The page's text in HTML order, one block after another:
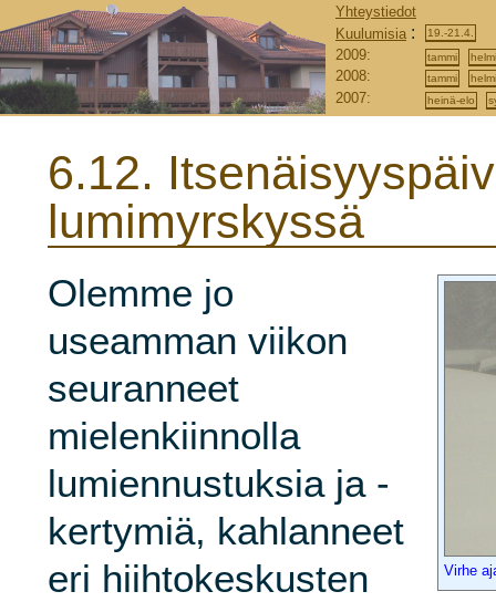
Yhteystiedot
Kuulumisia : 19.-21.4.
2009: tammi helmi
2008: tammi helmi
2007: heinä-elo
6.12.
lumimyrskyssä
Virhe
Olemme jo
useamman viikon
seuranneet
mielenkiinnolla
lumiennustuksia ja -
kertymiä, kahlanneet
eri hiihtokeskusten